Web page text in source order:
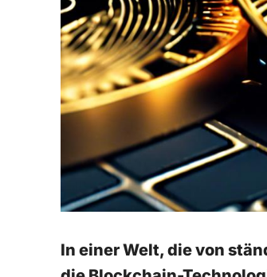
In einer Welt, die von